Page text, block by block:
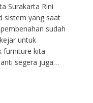
Surakarta Rini
sistem yang saat
sudah
untuk
furniture kita
segera juga…